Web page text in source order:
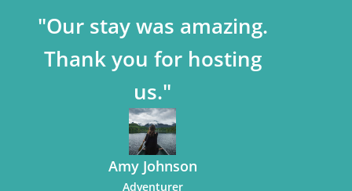
"Our stay was amazing.
Thank you for hosting
us."
Amy Johnson
Adventurer